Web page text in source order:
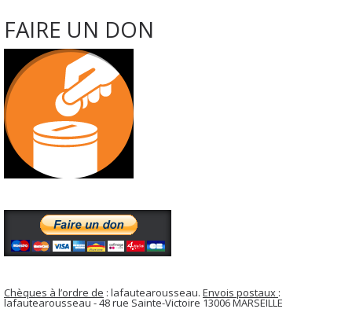
FAIRE UN DON
Chèques à l’ordre de : lafautearousseau. Envois postaux :
lafautearousseau - 48 rue Sainte-Victoire 13006 MARSEILLE